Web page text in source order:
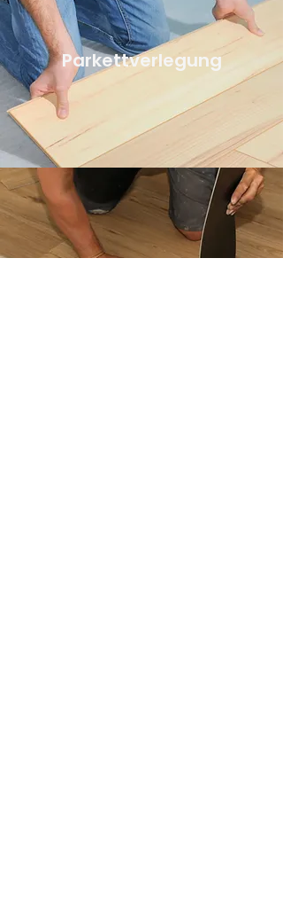
Parkettverlegung